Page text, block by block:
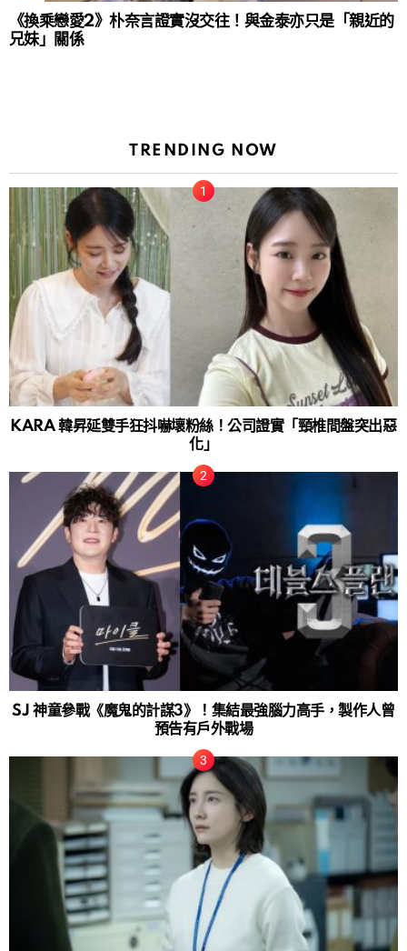
《換乘戀愛2》朴奈言證實沒交往！與金泰亦只是「親近的
兄妹」關係
TRENDING NOW
KARA 韓昇延雙手狂抖嚇壞粉絲！公司證實「頸椎間盤突出惡
化」
SJ 神童參戰《魔鬼的計謀3》！集結最強腦力高手，製作人曾
預告有戶外戰場